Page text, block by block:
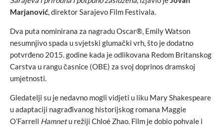
Marjanović, direktor Sarajevo Film Festivala.
Dva puta nominirana za nagradu Oscar®, Emily Watson
nesumnjivo spada u svjetski glumački vrh, što je dodatno
potvrđeno 2015. godine kada je odlikovana Redom Britanskog
Carstva u rangu časnice (OBE) za svoj doprinos dramskoj
umjetnosti.
Gledatelji su je nedavno mogli vidjeti u liku Mary Shakespeare
u adaptaciji nagrađivanog historijskog romana Maggie
O’Farrell Hamnetu režiji Chloé Zhao. Film je dobio pohvale i